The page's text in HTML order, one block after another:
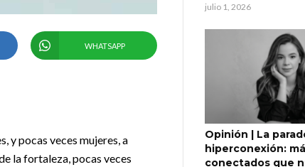
WHATSAPP
y pocas veces mujeres, a
la fortaleza, pocas veces
julio 1, 2026
Opinión | La
hiperconexión:
conectados que